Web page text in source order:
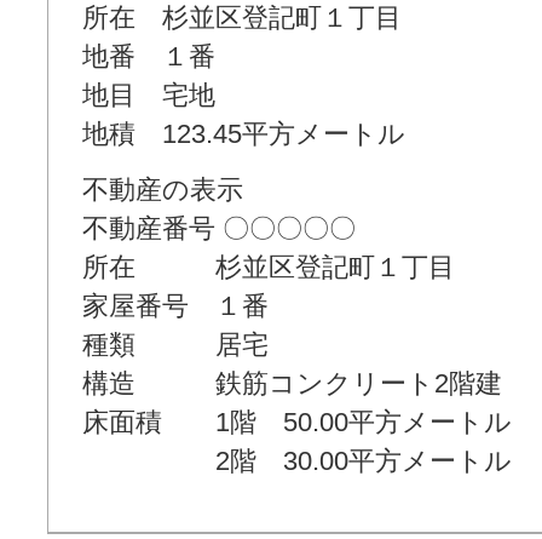
所在 杉並区登記町１丁目
地番 １番
地目 宅地
地積 123.45平方メートル
不動産の表示
不動産番号 〇〇〇〇〇
所在 杉並区登記町１丁目
家屋番号 １番
種類 居宅
構造 鉄筋コンクリート2階建
床面積 1階 50.00平方メートル
2階 30.00平方メートル